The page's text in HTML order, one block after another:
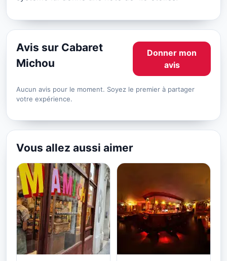
Avis sur Cabaret
Michou
Donner mon
avis
Aucun avis pour le moment. Soyez le premier à partager
votre expérience.
Vous allez aussi aimer